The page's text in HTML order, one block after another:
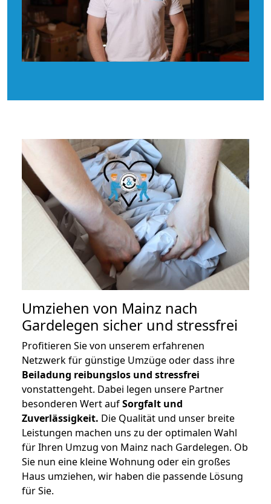
Umziehen von Mainz nach
Gardelegen sicher und stressfrei
Profitieren Sie von unserem erfahrenen
Netzwerk für günstige Umzüge oder dass ihre
Beiladung reibungslos und stressfrei
vonstattengeht. Dabei legen unsere Partner
besonderen Wert aufSorgfalt und
Zuverlässigkeit. Die Qualität und unser breite
Leistungen machen uns zu der optimalen Wahl
für Ihren Umzug von Mainz nach Gardelegen. Ob
Sie nun eine kleine Wohnung oder ein großes
Haus umziehen, wir haben die passende Lösung
für Sie.